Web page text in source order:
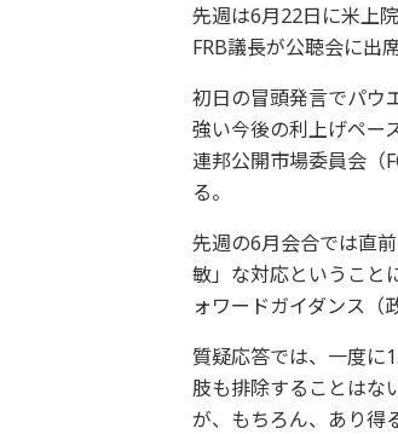
先週は6月22日に米上
FRB議長が公聴会に出
初日の冒頭発言でパウ
強い今後の利上げペー
連邦公開市場委員会（
る。
先週の6月会合では直
敏」な対応ということ
ォワードガイダンス（
質疑応答では、一度に
肢も排除することはな
が、もちろん、あり得